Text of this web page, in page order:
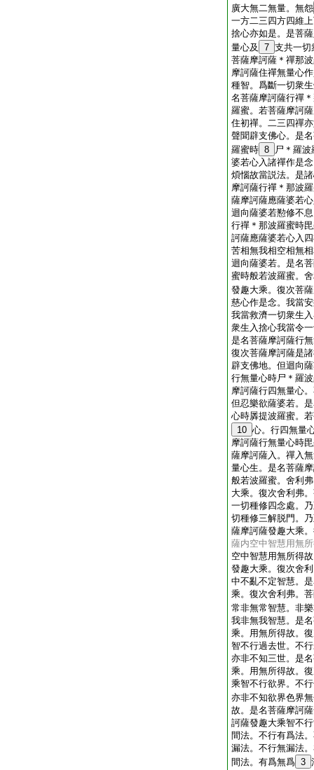
廣大無二無量。無怨
一方二三四方四維
捨心亦如是。是菩
量心及
7 支共一切
菩薩摩訶薩＊禪那
摩訶薩住禪無量心
種智。爲斷一切衆
名菩薩摩訶薩行禪
羅蜜。若菩薩摩訶
住初禪。二三四禪
聲聞辟支佛心。是
羅蜜時 8 尸＊羅
婆若心入諸禪作是
煩惱故當説法。是
摩訶薩行禪＊那波
薩摩訶薩應薩婆若
迴向薩婆若懃修不
行禪＊那波羅蜜時
訶薩應薩婆若心入
苦相無我相空相無
迴向薩婆若。是名
蜜時般若波羅蜜。
發趣大乘。復次菩
慈心作是念。我當
我當救濟一切衆生
衆生入捨心我當令
是名菩薩摩訶薩行
復次菩薩摩訶薩是
辟支佛地。但迴向
行無量心時尸＊羅
摩訶薩行四無量心
但忍樂欲薩婆若。
心時羼提波羅蜜。
10 心。行四無量
摩訶薩行無量心時
薩摩訶薩入。禪入
量心生。是名菩薩
般若波羅蜜。舍利
大乘。復次舍利弗
一切種修四念處。
切種修三解脱門。
薩摩訶薩發趣大乘
薩内空中智慧用無
空中智慧用無所得
發趣大乘。復次舍
中不亂不定智慧。
乘。復次舍利弗。
常非無常智慧。非
我非無我智慧。是
乘。用無所得故。
智不行過去世。不
亦非不知三世。是
乘。用無所得故。
乘智不行欲界。不
亦非不知欲界色界
故。是名菩薩摩訶
訶薩發趣大乘智不
間法。不行有爲法
漏法。不行無漏法
間法。有爲無爲 3